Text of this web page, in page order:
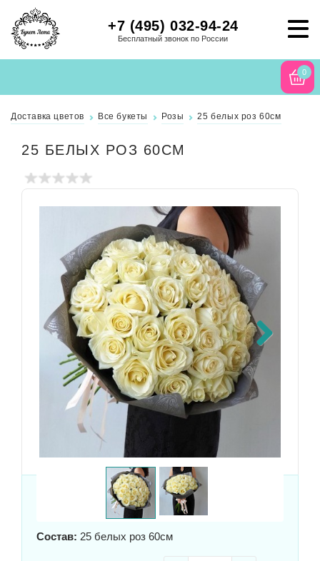
+7 (495) 032-94-24
Бесплатный звонок по России
0
Доставка цветов Все букеты Розы 25 белых роз 60см
25 БЕЛЫХ РОЗ 60СМ
Next
60x30 см
Состав: 25 белых роз 60см